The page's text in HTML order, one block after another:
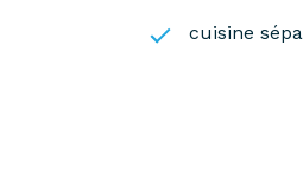
cuisine